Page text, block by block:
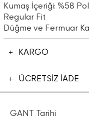
Kumaş İçeriği: %58
Regular Fit
Düğme ve Fermuar
KARGO
ÜCRETSİZ İADE
GANT Tarihi